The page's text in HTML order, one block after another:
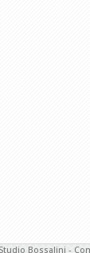
Studio Bossalini -